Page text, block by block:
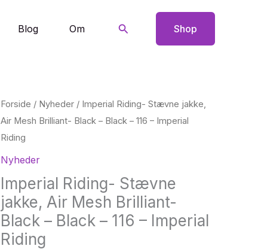
Blog Om Søg Shop
Forside / Nyheder/ Imperial Riding- Stævne jakke,
Air Mesh Brilliant- Black – Black – 116 – Imperial
Riding
Nyheder
Imperial Riding- Stævne
jakke, Air Mesh Brilliant-
Black – Black – 116 – Imperial
Riding